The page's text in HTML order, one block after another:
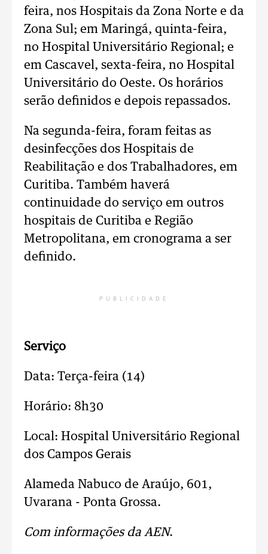
feira, nos Hospitais da Zona Norte e da
Zona Sul; em Maringá, quinta-feira,
no Hospital Universitário Regional; e
em Cascavel, sexta-feira, no Hospital
Universitário do Oeste. Os horários
serão definidos e depois repassados.
Na segunda-feira, foram feitas as
desinfecções dos Hospitais de
Reabilitação e dos Trabalhadores, em
Curitiba. Também haverá
continuidade do serviço em outros
hospitais de Curitiba e Região
Metropolitana, em cronograma a ser
definido.
PUBLICIDADE
Serviço
Data: Terça-feira (14)
Horário: 8h30
Local: Hospital Universitário Regional
dos Campos Gerais
Alameda Nabuco de Araújo, 601,
Uvarana - Ponta Grossa.
Com informações da AEN.